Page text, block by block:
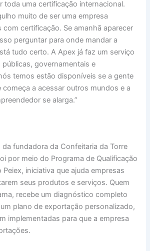
toda uma certificação internacional.
muito de ser uma empresa
com certificação. Se amanhã aparecer
perguntar para onde mandar a
tudo certo. A Apex já faz um serviço
públicas, governamentais e
temos estão disponíveis se a gente
a acessar outros mundos e a
se alarga.”
fundadora da Confeitaria da Torre
por meio do Programa de Qualificação
iniciativa que ajuda empresas
seus produtos e serviços. Quem
recebe um diagnóstico completo
plano de exportação personalizado,
implementadas para que a empresa